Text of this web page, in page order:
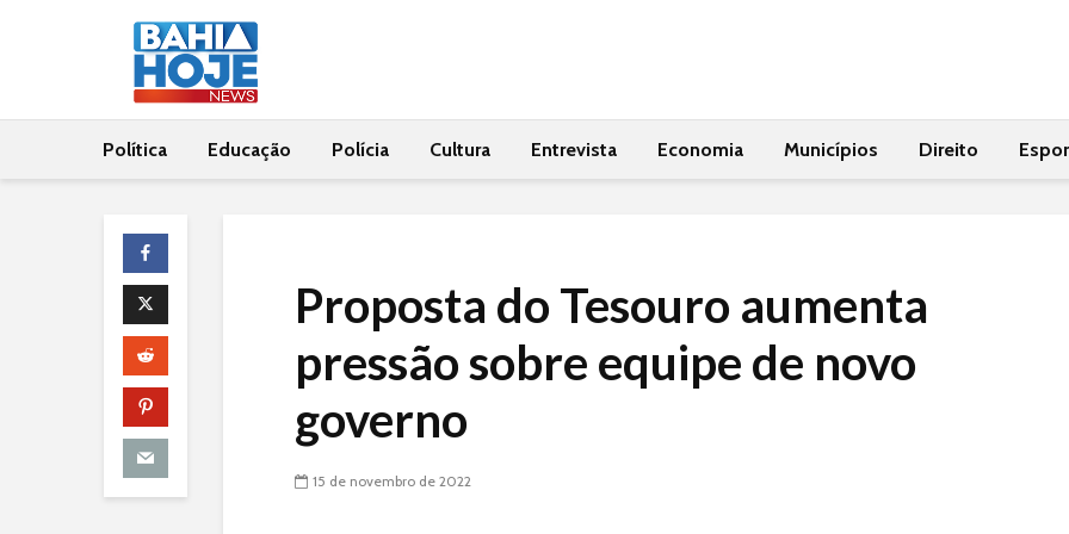
Política Educação Polícia Cultura Entrevista Economia Municípios Direito
Proposta do Tesouro aumenta
pressão sobre equipe de novo
governo
15 de novembro de 2022